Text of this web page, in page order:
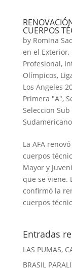
CUERPOS
by Romina
en el Exterior,
Profesional,
Olímpicos,
Los Angeles
Primera "A",
Seleccion Sub
La AFA
cuerpos
Mayor y
que se viene.
confirmó la
cuerpos
Entradas
LAS PUMAS,
BRASIL